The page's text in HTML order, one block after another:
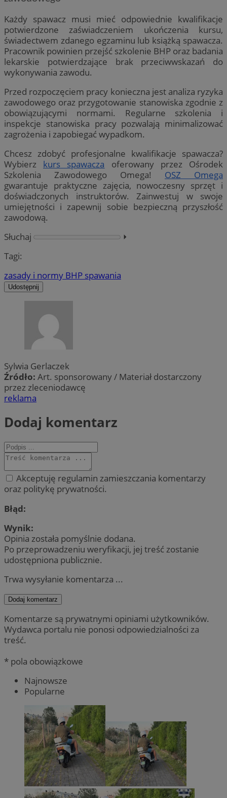
Każdy spawacz musi mieć odpowiednie kwalifikacje
potwierdzone zaświadczeniem ukończenia kursu,
świadectwem zdanego egzaminu lub książką spawacza.
Pracownik powinien przejść szkolenie BHP oraz badania
lekarskie potwierdzające brak przeciwwskazań do
wykonywania zawodu.
Przed rozpoczęciem pracy konieczna jest analiza ryzyka
zawodowego oraz przygotowanie stanowiska zgodnie z
obowiązującymi normami. Regularne szkolenia i
inspekcje stanowiska pracy pozwalają minimalizować
zagrożenia i zapobiegać wypadkom.
Chcesz zdobyć profesjonalne kwalifikacje spawacza?
Wybierz kurs spawacza oferowany przez Ośrodek
Szkolenia Zawodowego Omega! OSZ Omega
gwarantuje praktyczne zajęcia, nowoczesny sprzęt i
doświadczonych instruktorów. Zainwestuj w swoje
umiejętności i zapewnij sobie bezpieczną przyszłość
zawodową.
Słuchaj
⏵︎
Tagi:
zasady i normy BHP spawania
Udostępnij
Sylwia Gerlaczek
Źródło: Art. sponsorowany / Materiał dostarczony
przez zleceniodawcę
reklama
Dodaj komentarz
Akceptuję regulamin zamieszczania komentarzy
oraz politykę prywatności.
Błąd:
Wynik:
Opinia została pomyślnie dodana.
Po przeprowadzeniu weryfikacji, jej treść zostanie
udostępniona publicznie.
Trwa wysyłanie komentarza ...
Dodaj komentarz
Komentarze są prywatnymi opiniami użytkowników.
Wydawca portalu nie ponosi odpowiedzialności za
treść.
* pola obowiązkowe
Najnowsze
Popularne